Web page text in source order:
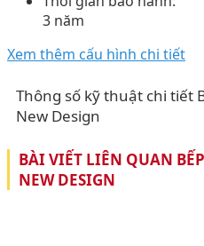
3 năm
Xem thêm cấu hình chi tiết
Thông số kỹ thuật chi tiết
New Design
BÀI VIẾT LIÊN QUAN
NEW DESIGN